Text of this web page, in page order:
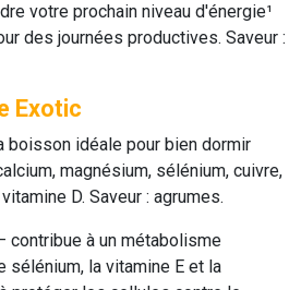
votre prochain niveau d'énergie¹
des journées productives. Saveur :
Exotic
boisson idéale pour bien dormir
magnésium, sélénium, cuivre,
D. Saveur : agrumes.
contribue à un métabolisme
sélénium, la vitamine E et la